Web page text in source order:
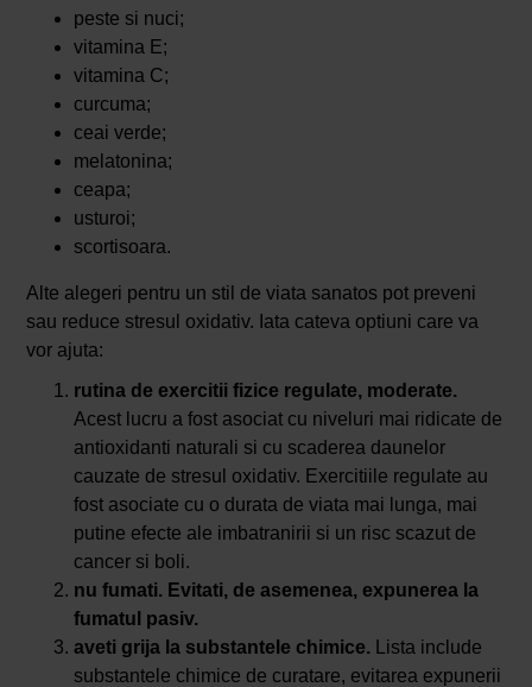
peste si nuci;
vitamina E;
vitamina C;
curcuma;
ceai verde;
melatonina;
ceapa;
usturoi;
scortisoara.
Alte alegeri pentru un stil de viata sanatos pot preveni
sau reduce stresul oxidativ. Iata cateva optiuni care va
vor ajuta:
rutina de exercitii fizice regulate, moderate.
Acest lucru a fost asociat cu niveluri mai ridicate de
antioxidanti naturali si cu scaderea daunelor
cauzate de stresul oxidativ. Exercitiile regulate au
fost asociate cu o durata de viata mai lunga, mai
putine efecte ale imbatranirii si un risc scazut de
cancer si boli.
nu fumati. Evitati, de asemenea, expunerea la
fumatul pasiv.
aveti grija la substantele chimice. Lista include
substantele chimice de curatare, evitarea expunerii